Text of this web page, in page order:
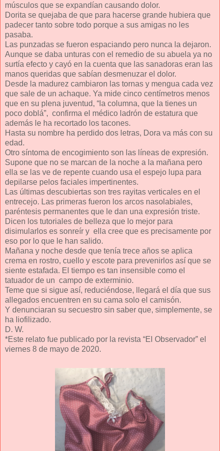
músculos que se expandían causando dolor.
Dorita se quejaba de que para hacerse grande hubiera que
padecer tanto sobre todo porque a sus amigas no les
pasaba.
Las punzadas se fueron espaciando pero nunca la dejaron.
Aunque se daba unturas con el remedio de su abuela ya no
surtía efecto y cayó en la cuenta que las sanadoras eran las
manos queridas que sabían desmenuzar el dolor.
Desde la madurez cambiaron las tornas y mengua cada vez
que sale de un achaque. Ya mide cinco centímetros menos
que en su plena juventud, “la columna, que la tienes un
poco doblá”, confirma el médico ladrón de estatura que
además le ha recortado los tacones.
Hasta su nombre ha perdido dos letras, Dora va más con su
edad.
Otro síntoma de encogimiento son las líneas de expresión.
Supone que no se marcan de la noche a la mañana pero
ella se las ve de repente cuando usa el espejo lupa para
depilarse pelos faciales impertinentes.
Las últimas descubiertas son tres rayitas verticales en el
entrecejo. Las primeras fueron los arcos nasolabiales,
paréntesis permanentes que le dan una expresión triste.
Dicen los tutoriales de belleza que lo mejor para
disimularlos es sonreír y ella cree que es precisamente por
eso por lo que le han salido.
Mañana y noche desde que tenía trece años se aplica
crema en rostro, cuello y escote para prevenirlos así que se
siente estafada. El tiempo es tan insensible como el
tatuador de un campo de exterminio.
Teme que si sigue así, reduciéndose, llegará el día que sus
allegados encuentren en su cama solo el camisón.
Y denunciaran su secuestro sin saber que, simplemente, se
ha liofilizado.
D. W.
*Este relato fue publicado por la revista “El Observador” el
viernes 8 de mayo de 2020.